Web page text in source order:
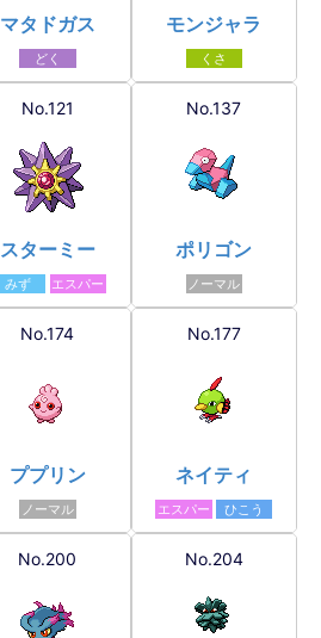
マタドガス
どく
モンジャラ
くさ
No.121
スターミー
みず エスパー
No.137
ポリゴン
ノーマル
No.174
ププリン
ノーマル
No.177
ネイティ
エスパー ひこう
No.200 No.204